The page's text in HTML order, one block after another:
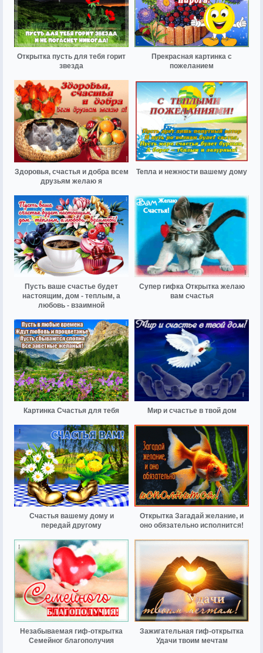
Открытка пусть для тебя горит
звезда
Прекрасная картинка с
пожеланием
Здоровья, счастья и добра всем
друзьям желаю я
Тепла и нежности вашему дому
Пусть ваше счастье будет
настоящим, дом - теплым, а
любовь - взаимной
Супер гифка Открытка желаю
вам счастья
Картинка Счастья для тебя Мир и счастье в твой дом
Счастья вашему дому и
передай другому
Открытка Загадай желание, и
оно обязательно исполнится!
Незабываемая гиф-открытка
Семейног благополучия
Зажигательная гиф-открытка
Удачи твоим мечтам